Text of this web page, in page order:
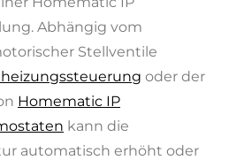
Abhängig vom
Stellventile
oder der
Homematic IP
kann die
automatisch erhöht oder